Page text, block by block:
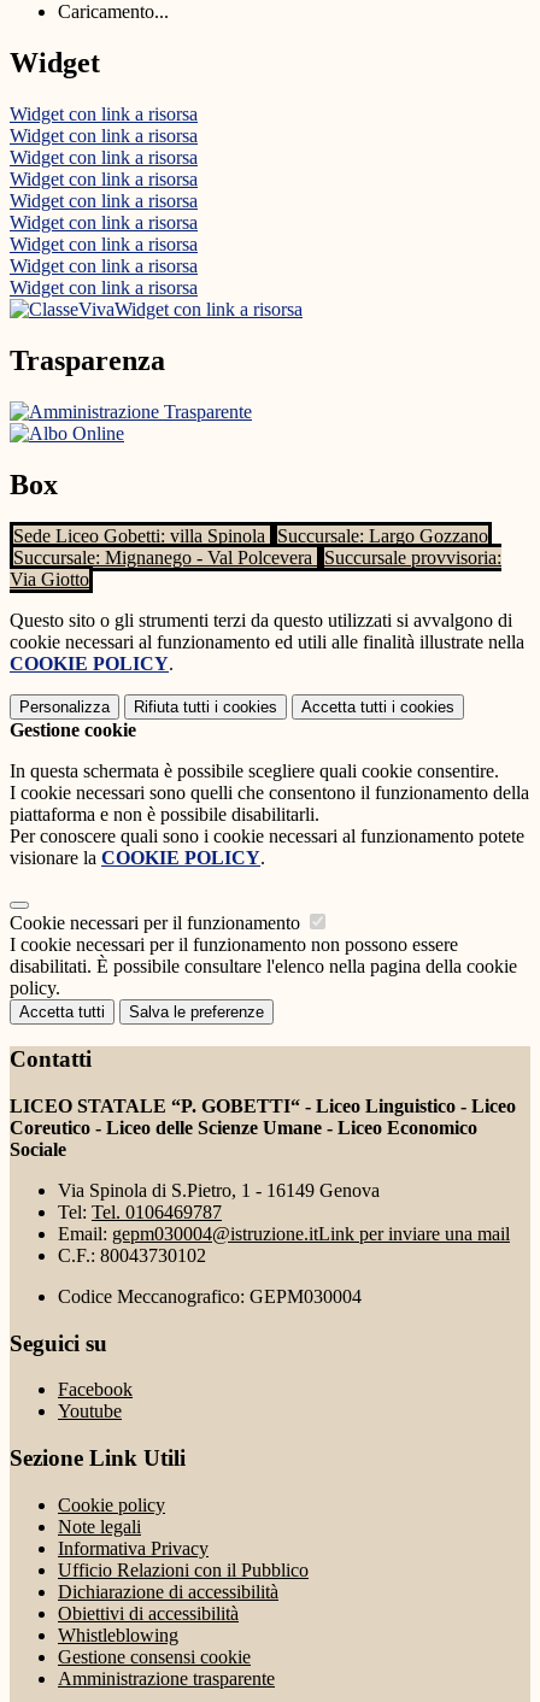
Caricamento...
Widget
Widget con link a risorsa
Widget con link a risorsa
Widget con link a risorsa
Widget con link a risorsa
Widget con link a risorsa
Widget con link a risorsa
Widget con link a risorsa
Widget con link a risorsa
Widget con link a risorsa
Widget con link a risorsa
Trasparenza
Box
Sede Liceo Gobetti: villa Spinola
Succursale: Largo Gozzano
Succursale: Mignanego - Val Polcevera
Succursale provvisoria:
Via Giotto
Questo sito o gli strumenti terzi da questo utilizzati si avvalgono di
cookie necessari al funzionamento ed utili alle finalità illustrate nella
COOKIE POLICY.
Personalizza Rifiuta tutti i cookies Accetta tutti i cookies
Gestione cookie
In questa schermata è possibile scegliere quali cookie consentire.
I cookie necessari sono quelli che consentono il funzionamento della
piattaforma e non è possibile disabilitarli.
Per conoscere quali sono i cookie necessari al funzionamento potete
visionare la COOKIE POLICY.
Cookie necessari per il funzionamento
I cookie necessari per il funzionamento non possono essere
disabilitati. È possibile consultare l'elenco nella pagina della cookie
policy.
Accetta tutti Salva le preferenze
Contatti
LICEO STATALE “P. GOBETTI“ - Liceo Linguistico - Liceo
Coreutico - Liceo delle Scienze Umane - Liceo Economico
Sociale
Via Spinola di S.Pietro, 1 - 16149 Genova
Tel: Tel. 0106469787
Email: gepm030004@istruzione.itLink per inviare una mail
C.F.: 80043730102
Codice Meccanografico: GEPM030004
Seguici su
Facebook
Youtube
Sezione Link Utili
Cookie policy
Note legali
Informativa Privacy
Ufficio Relazioni con il Pubblico
Dichiarazione di accessibilità
Obiettivi di accessibilità
Whistleblowing
Gestione consensi cookie
Amministrazione trasparente